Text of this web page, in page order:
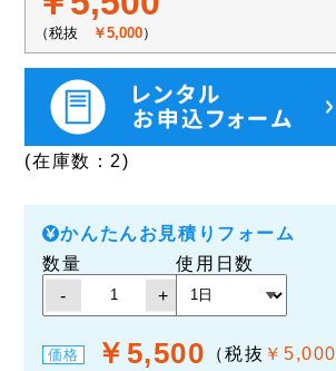
（税抜 ￥5,000）
(在庫数：2)
かんたんお見積りフォーム
数量
-
+
使用日数
価格 ￥5,500 （税抜 ￥5,000